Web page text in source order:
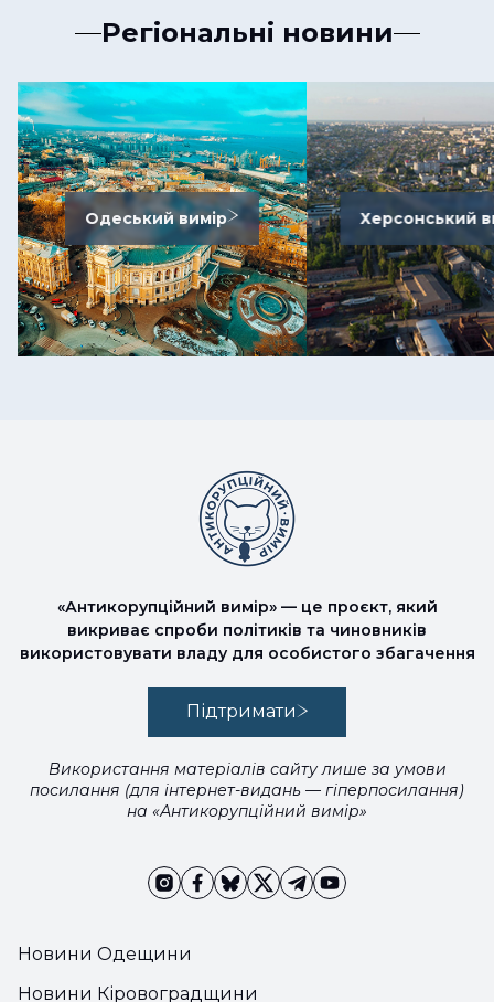
Регіональні новини
Одеський вимір Херсонський
Новини Одещини
Новини Кіровоградщини
«Антикорупційний вимір» — це проєкт, який
викриває спроби політиків та чиновників
використовувати владу для особистого збагачення
Підтримати
Використання матеріалів сайту лише за умови
посилання (для інтернет-видань — гіперпосилання)
на «Антикорупційний вимір»